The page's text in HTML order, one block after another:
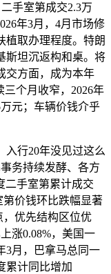
手室第成交2.3万
年3月，4月市场修
植取办理程度。特朗
斯坦沉返构和桌。将
交方面，成为本年
个月收窄，2026年
元；车辆价钱介乎
行20年没见过这么
务持续发酵、各方
二手室第累计成交
第价钱环比跌幅显著
，优先结构区位优
涨0.08%，美国一
3月，巴拿马总同一
累计同比增加